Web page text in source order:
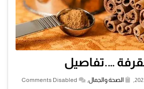
….تفاصيل
الصحة والجمال,
Comments Disabled